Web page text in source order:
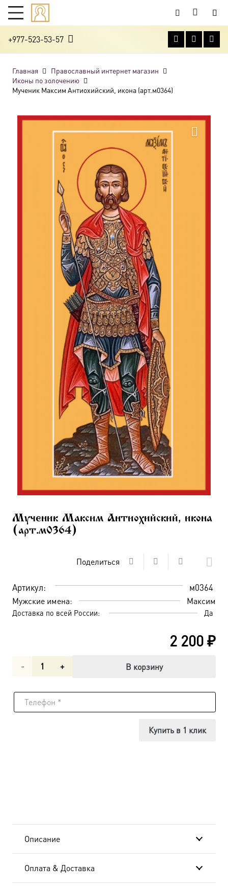
+977-523-53-57
Главная
Православный интернет магазин
Иконы по золочению
Мученик Максим Антиохийский, икона (арт.м0364)
Мученик Максим Антиохийский, икона
(арт.м0364)
Поделиться
Артикул: м0364
Мужские имена: Максим
Доставка по всей России: Да
2 200₽
Количество
Мученик
В корзину
Купить в 1 клик
Описание
Оплата & Доставка